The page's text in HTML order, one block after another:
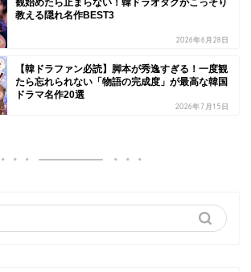
観始めたら止まらない！韓ドラオタクがこっそり
教える隠れ名作BEST3
2026年6月28日
【韓ドラファン必読】脚本が秀逸すぎる！一度観
たら忘れられない「物語の完成度」が最高な韓国
ドラマ名作20選
2026年7月15日